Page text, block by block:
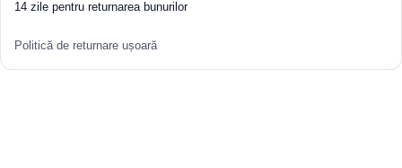
14 zile pentru returnarea bunurilor
Politică de returnare ușoară